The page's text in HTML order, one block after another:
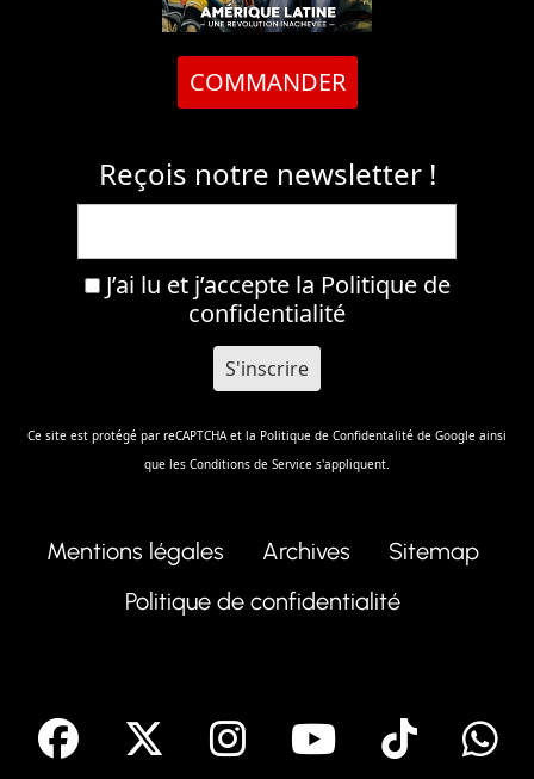
COMMANDER
Reçois notre newsletter !
J’ai lu et j’accepte la Politique de
confidentialité
Ce site est protégé par reCAPTCHA et la Politique de Confidentalité de Google ainsi
que les Conditions de Service s'appliquent.
Mentions légales Archives
Sitemap
Politique de confidentialité
facebook Instagram
Youtube
Tik